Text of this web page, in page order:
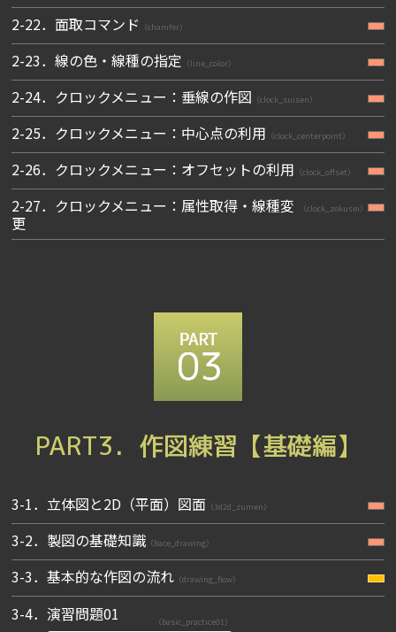
2-22．面取コマンド （chamfer）
2-23．線の色・線種の指定 （line_color）
2-24．クロックメニュー：垂線の作図 （clock_suisen）
2-25．クロックメニュー：中心点の利用 （clock_centerpoint）
2-26．クロックメニュー：オフセットの利用 （clock_offset）
2-27．クロックメニュー：属性取得・線種変
更
（clock_zokusei）
PART3．作図練習【基礎編】
3-1．立体図と2D（平面）図面 （3d2d_zumen）
3-2．製図の基礎知識 （bace_drawing）
3-3．基本的な作図の流れ （drawing_flow）
3-4．演習問題01 （basic_practice01）